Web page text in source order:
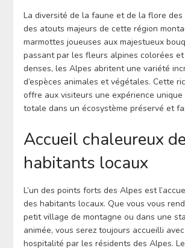
La diversité de la faune et de la flore des
des atouts majeurs de cette région
marmottes joueuses aux majestueux
passant par les fleurs alpines colorées
denses, les Alpes abritent une variété
d’espèces animales et végétales. Cette
offre aux visiteurs une expérience unique
totale dans un écosystème préservé et
Accueil chaleureux
habitants locaux
L’un des points forts des Alpes est
des habitants locaux. Que vous vous
petit village de montagne ou dans une
animée, vous serez toujours accueilli
hospitalité par les résidents des Alpes.